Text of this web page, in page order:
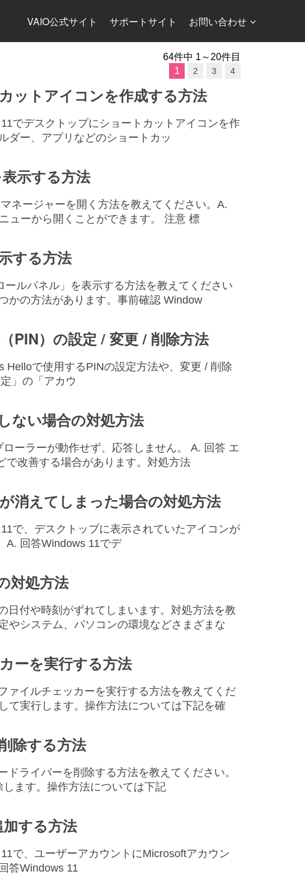
VAIO公式サイト サポートサイト お問い合わせ
64件中 1～20件目
1
2 3 4
ットアイコンを作成する方法
でデスクトップにショートカットアイコンを作
ダー、アプリなどのショートカッ
示する方法
ネージャーを開く方法を教えてください。A.
ューから開くことができます。 注意 標
する方法
ルパネル」を表示する方法を教えてください
かの方法があります。事前確認 Window
PIN）の設定 / 変更 / 削除方法
Helloで使用するPINの設定方法や、変更 / 削除
」の「アカウ
ない場合の対処方法
ーラーが動作せず、応答しません。 A. 回答 エ
で改善する場合があります。対処方法
消えてしまった場合の対処方法
で、デスクトップに表示されていたアイコンが
A. 回答Windows 11でデ
対処方法
日付や時刻がずれてしまいます。対処方法を教
やシステム、パソコンの環境などさまざまな
ーを実行する方法
ァイルチェッカーを実行する方法を教えてくだ
て実行します。操作方法については下記を確
除する方法
ライバーを削除する方法を教えてください。
ます。操作方法については下記
する方法
で、ユーザーアカウントにMicrosoftアカウン
答Windows 11